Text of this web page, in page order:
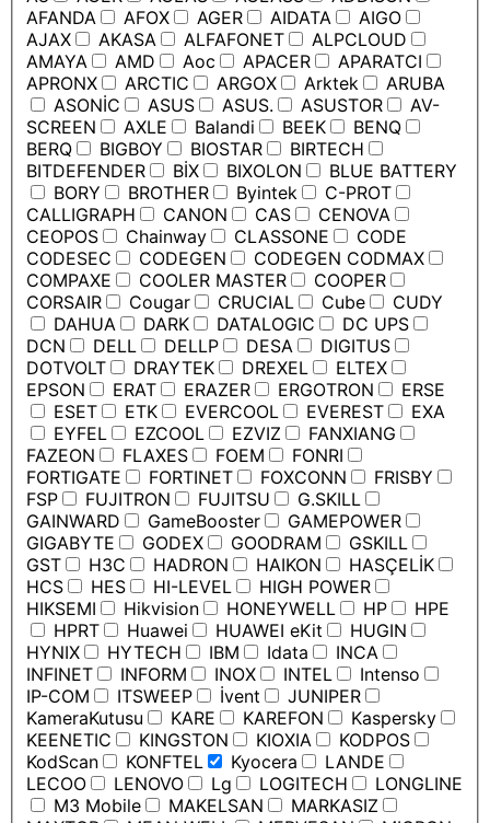
AFANDA
AFOX AGER AIDATA
AIGO
AJAX
AKASA ALFAFONET
ALPCLOUD
AMAYA
AMD Aoc APACER
APARATCI
APRONX
ARCTIC ARGOX Arktek
ARUBA
ASONİC
ASUS ASUS. ASUSTOR
AV-
SCREEN
AXLE Balandi BEEK
BENQ
BERQ
BIGBOY BIOSTAR
BIRTECH
BITDEFENDER
BİX BIXOLON
BLUE BATTERY
BORY
BROTHER Byintek
C-PROT
CALLIGRAPH
CANON CAS
CENOVA
CEOPOS
Chainway CLASSONE
CODE
CODESEC
CODEGEN
CODEGEN CODMAX
COMPAXE
COOLER MASTER
COOPER
CORSAIR
Cougar CRUCIAL Cube
CUDY
DAHUA
DARK DATALOGIC
DC UPS
DCN
DELL DELLP DESA
DIGITUS
DOTVOLT
DRAYTEK DREXEL
ELTEX
EPSON
ERAT ERAZER ERGOTRON
ERSE
ESET
ETK EVERCOOL EVEREST
EXA
EYFEL
EZCOOL EZVIZ
FANXIANG
FAZEON
FLAXES FOEM
FONRI
FORTIGATE
FORTINET FOXCONN
FRISBY
FSP
FUJITRON FUJITSU
G.SKILL
GAINWARD
GameBooster
GAMEPOWER
GIGABYTE
GODEX GOODRAM
GSKILL
GST
H3C HADRON HAIKON
HASÇELİK
HCS
HES HI-LEVEL
HIGH POWER
HIKSEMI
Hikvision HONEYWELL HP
HPE
HPRT
Huawei HUAWEI eKit
HUGIN
HYNIX
HYTECH IBM Idata
INCA
INFINET
INFORM INOX INTEL
Intenso
IP-COM
ITSWEEP İvent
JUNIPER
KameraKutusu
KARE KAREFON
Kaspersky
KEENETIC
KINGSTON KIOXIA
KODPOS
KodScan
KONFTEL Kyocera
LANDE
LECOO
LENOVO Lg LOGITECH
LONGLINE
M3 Mobile
MAKELSAN
MARKASIZ